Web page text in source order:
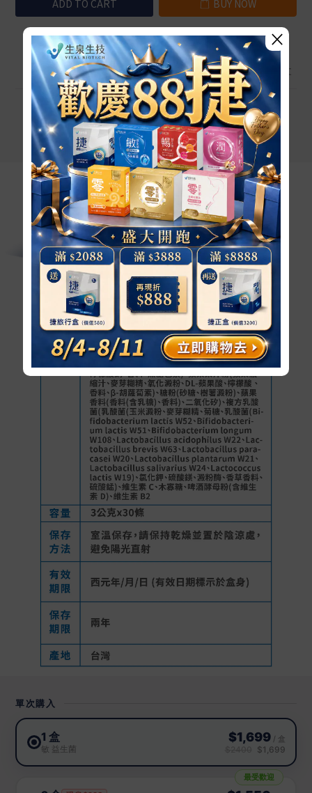
ADD TO CART BUY NOW
Description Shipping & Payment
Description
×